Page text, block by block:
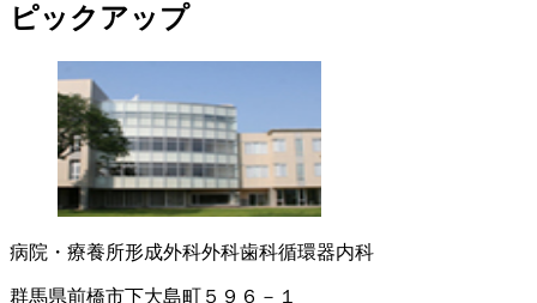
ピックアップ
病院・療養所形成外科外科歯科循環器内科
群馬県前橋市下大島町５９６－１